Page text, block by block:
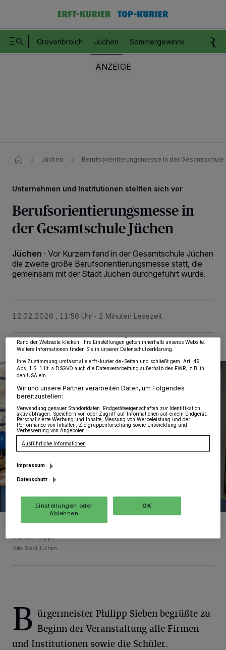
Grevenbroich Jüchen Sommergewinnspiel
Jüchen Berufsorientierungsmesse in der Gesamtschule
Unternehmen und Institutionen stellten sich vor
Berufsorientierungsmesse in
der Gesamtschule Jüchen
Jüchen · Vor Kurzem fand in der Gesamtschule Jüchen
die zweite große Berufsorientierungsmesse statt, die
gemeinsam mit der Stadt Jüchen durchgeführt wurde.
12.02.2026 , 11:56 Uhr 2 Minuten Lesezeit
Der Stand der Stadt Jüchen (von links): Sascha Königs, Philipp
Markus Köppl.
Foto: Stadt Jüchen
B ürgermeister Philipp Sieben begrüßte zu
Beginn der Veranstaltung alle Firmen
und Institutionen sowie die Schüler.
Zwecke. Wenn Tracker deaktiviert sind, sind manche Inhalte und Anzeigen
möglicherweise nicht mehr so relevant für Sie. Sie können dieses Menü jederzeit
Rand der Webseite klicken. Ihre Einstellungen gelten innerhalb unseres Website.
Weitere Informationen finden Sie in unserer Datenschutzerklärung.
Ihre Zustimmung umfasst alle erft-kurier.de-Seiten und schließt gem. Art. 49
Abs. 1 S. 1 lit. a DSGVO auch die Datenverarbeitung außerhalb des EWR, z.B. in
den USA ein.
Wir und unsere Partner verarbeiten Daten, um Folgendes
bereitzustellen:
Verwendung genauer Standortdaten. Endgeräteeigenschaften zur Identifikation
aktiv abfragen. Speichern von oder Zugriff auf Informationen auf einem Endgerät.
Personalisierte Werbung und Inhalte, Messung von Werbeleistung und der
Performance von Inhalten, Zielgruppenforschung sowie Entwicklung und
Verbesserung von Angeboten.
Ausführliche Informationen
Impressum
Datenschutz
Einstellungen oder
Ablehnen
OK